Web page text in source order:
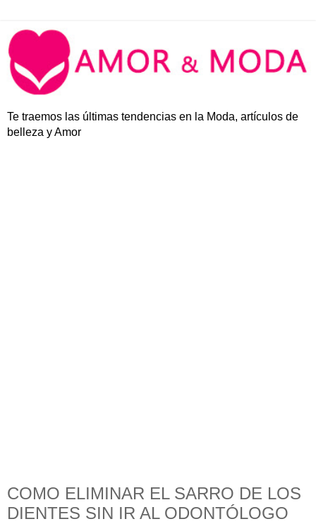
Te traemos las últimas tendencias en la Moda, artículos de
belleza y Amor
COMO ELIMINAR EL SARRO DE LOS
DIENTES SIN IR AL ODONTÓLOGO